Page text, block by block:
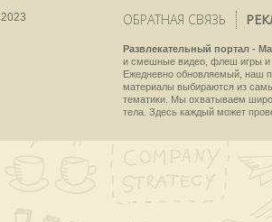
ОБРАТНАЯ СВЯЗЬ
Развлекательный портал -
и смешные видео, флеш игры и
Ежедневно обновляемый, наш
материалы выбираются из
тематики. Мы охватываем
тела. Здесь каждый может